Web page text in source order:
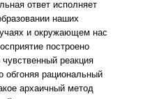
ответ исполняет
наших
и окружающем нас
построено
реакция
обгоняя рациональный
архаичный метод